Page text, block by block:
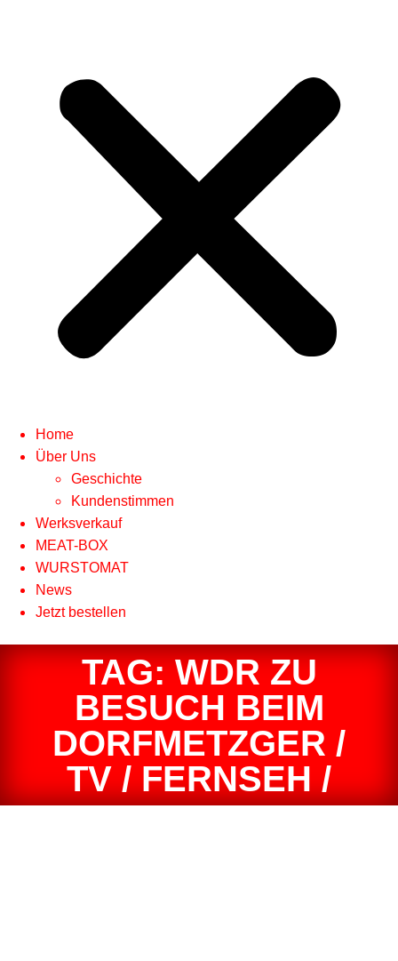
Home
Über Uns
Geschichte
Kundenstimmen
Werksverkauf
MEAT-BOX
WURSTOMAT
News
Jetzt bestellen
TAG: WDR ZU
BESUCH BEIM
DORFMETZGER /
TV / FERNSEH /